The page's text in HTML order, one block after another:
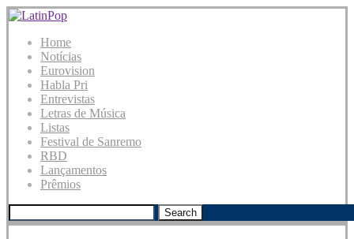
Home
Notícias
Eurovision
Habla Pri
Entrevistas
Letras de Música
Listas
Festival de Sanremo
RBD
Lançamentos
Prêmios
Search